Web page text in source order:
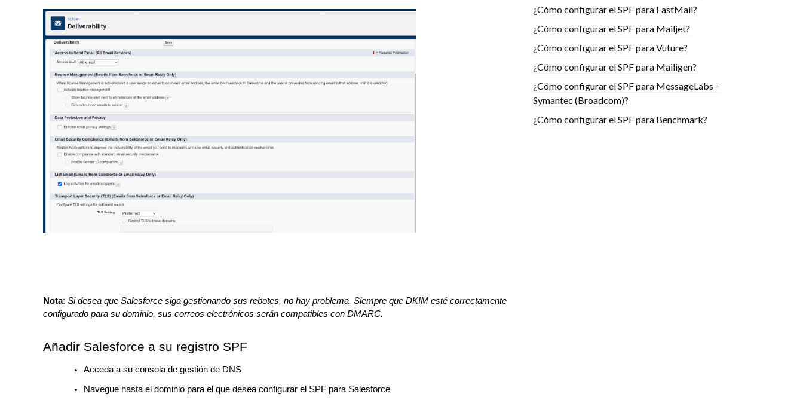
Nota: Si desea que Salesforce siga gestionando sus rebotes, no hay problema. Siempre que DKIM esté correctamente
configurado para su dominio, sus correos electrónicos serán compatibles con DMARC.
Añadir Salesforce a su registro SPF
Acceda a su consola de gestión de DNS
Navegue hasta el dominio para el que desea configurar el SPF para Salesforce
¿Cómo configurar el SPF para FastMail?
¿Cómo configurar el SPF para Mailjet?
¿Cómo configurar el SPF para Vuture?
¿Cómo configurar el SPF para Mailigen?
¿Cómo configurar el SPF para MessageLabs -
Symantec (Broadcom)?
¿Cómo configurar el SPF para Benchmark?